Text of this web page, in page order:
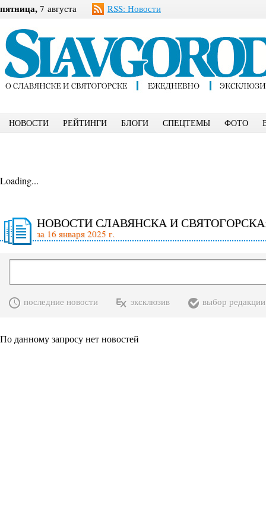
пятница, 7 августа RSS: Новости
НОВОСТИ РЕЙТИНГИ БЛОГИ СПЕЦТЕМЫ ФОТО
Loading...
НОВОСТИ СЛАВЯНСКА И
за 16 января 2025 г.
последние новости эксклюзив выбор редакции
По данному запросу нет новостей